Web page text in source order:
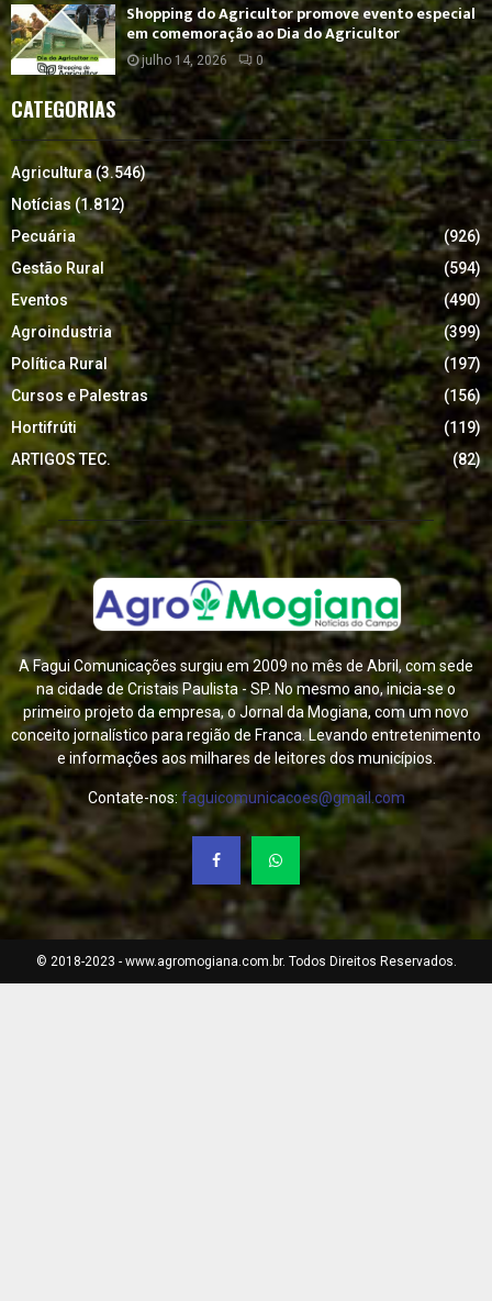
Shopping do Agricultor promove evento especial
em comemoração ao Dia do Agricultor
julho 14, 2026 0
CATEGORIAS
Agricultura(3.546)
Notícias (1.812)
Pecuária
(926)
Gestão Rural
(594)
Eventos
(490)
Agroindustria
(399)
Política Rural
(197)
Cursos e Palestras
(156)
Hortifrúti
(119)
ARTIGOS TEC.
(82)
A Fagui Comunicações surgiu em 2009 no mês de Abril, com sede
na cidade de Cristais Paulista - SP. No mesmo ano, inicia-se o
primeiro projeto da empresa, o Jornal da Mogiana, com um novo
conceito jornalístico para região de Franca. Levando entretenimento
e informações aos milhares de leitores dos municípios.
Contate-nos: faguicomunicacoes@gmail.com
© 2018-2023 - www.agromogiana.com.br. Todos Direitos Reservados.